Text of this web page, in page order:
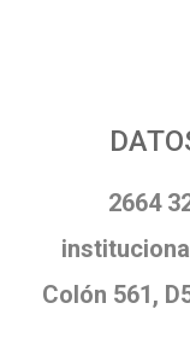
2664
Colón 561,